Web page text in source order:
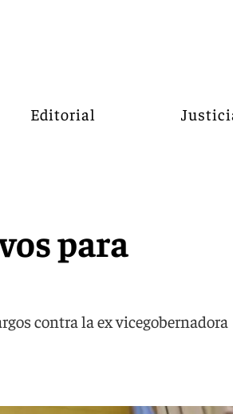
Editorial
para
contra la ex vicegobernadora